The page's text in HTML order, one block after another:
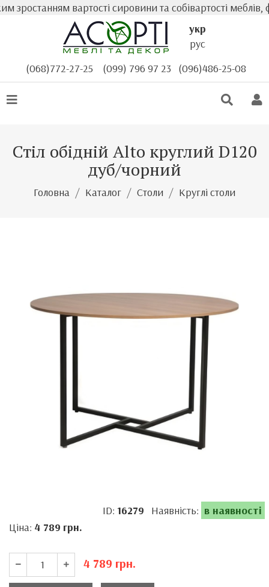
вартості сировини та собівартості меблів,
укр
рус
(068)772-27-25
(099) 796 97 23 (096)486-25-08
Стіл обідній Alto круглий D120
дуб/чорний
Головна Каталог Столи Круглі столи
ID: 16279 Наявність: в наявності
Ціна: 4 789 грн.
4 789 грн.